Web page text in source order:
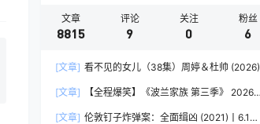
文章
8815
评论
9
关注
0
粉丝
6
[文章] 看不见的女儿（38集）周婷＆杜帅 (2026)
[文章]
【全程爆笑】《波兰家族 第三季》 2026
[文章] 伦敦钉子炸弹案：全面缉凶 (2021)丨6.1分